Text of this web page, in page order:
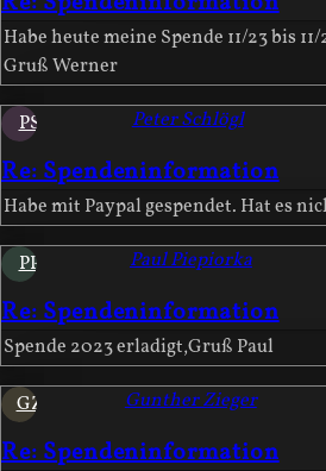
Habe heute meine Spende 11/23 bis
Gruß Werner
PS
Re: Spendeninformation
Peter Schlögl
Habe mit Paypal gespendet. Hat es
PP
Re: Spendeninformation
Paul Piepiorka
Spende 2023 erladigt,Gruß Paul
GZ
Re: Spendeninformation
Gunther Zieger